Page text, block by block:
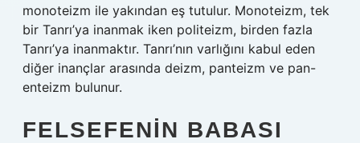
monoteizm ile yakından eş tutulur. Monoteizm, tek
bir Tanrı’ya inanmak iken politeizm, birden fazla
Tanrı’ya inanmaktır. Tanrı’nın varlığını kabul eden
diğer inançlar arasında deizm, panteizm ve pan-
enteizm bulunur.
FELSEFENIN BABASI